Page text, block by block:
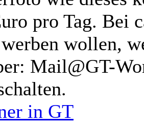
pro Tag. Bei
wollen,
Mail@GT-
in GT